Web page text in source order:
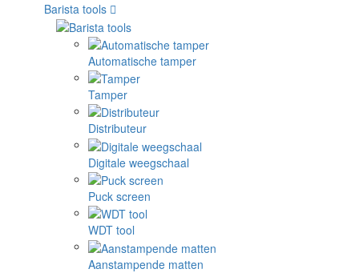
Barista tools
Automatische tamper
Tamper
Distributeur
Digitale weegschaal
Puck screen
WDT tool
Aanstampende matten